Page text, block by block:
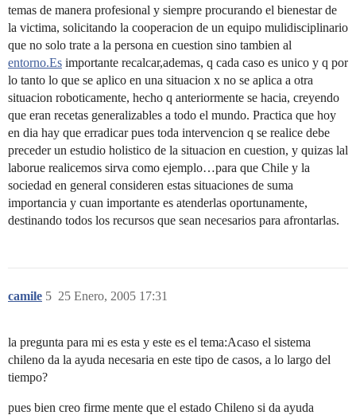
temas de manera profesional y siempre procurando el bienestar de
la victima, solicitando la cooperacion de un equipo mulidisciplinario
que no solo trate a la persona en cuestion sino tambien al
entorno.Es importante recalcar,ademas, q cada caso es unico y q por
lo tanto lo que se aplico en una situacion x no se aplica a otra
situacion roboticamente, hecho q anteriormente se hacia, creyendo
que eran recetas generalizables a todo el mundo. Practica que hoy
en dia hay que erradicar pues toda intervencion q se realice debe
preceder un estudio holistico de la situacion en cuestion, y quizas lal
laborue realicemos sirva como ejemplo…para que Chile y la
sociedad en general consideren estas situaciones de suma
importancia y cuan importante es atenderlas oportunamente,
destinando todos los recursos que sean necesarios para afrontarlas.
camile 25 Enero, 2005 17:31
5
la pregunta para mi es esta y este es el tema:Acaso el sistema
chileno da la ayuda necesaria en este tipo de casos, a lo largo del
tiempo?
pues bien creo firme mente que el estado Chileno si da ayuda